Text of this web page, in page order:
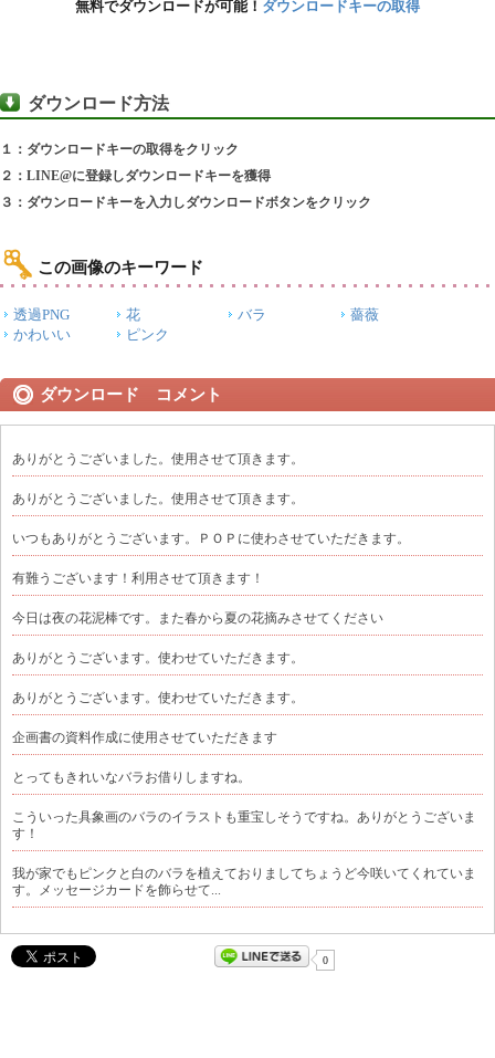
無料でダウンロードが可能！ ダウンロードキーの取得
ダウンロード方法
１：ダウンロードキーの取得をクリック
２：LINE@に登録しダウンロードキーを獲得
３：ダウンロードキーを入力しダウンロードボタンをクリック
この画像のキーワード
透過PNG 花 バラ
薔薇
かわいい
ピンク
ダウンロード コメント
ありがとうございました。使用させて頂きます。
ありがとうございました。使用させて頂きます。
いつもありがとうございます。ＰＯＰに使わさせていただきます。
有難うございます！利用させて頂きます！
今日は夜の花泥棒です。また春から夏の花摘みさせてください
ありがとうございます。使わせていただきます。
ありがとうございます。使わせていただきます。
企画書の資料作成に使用させていただきます
とってもきれいなバラお借りしますね。
こういった具象画のバラのイラストも重宝しそうですね。ありがとうございま
す！
我が家でもピンクと白のバラを植えておりましてちょうど今咲いてくれていま
す。メッセージカードを飾らせて...
0